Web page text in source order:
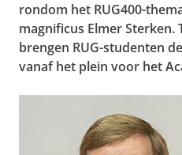
rondom het RUG400-
magnificus Elmer Sterken.
brengen RUG-studenten
vanaf het plein voor het